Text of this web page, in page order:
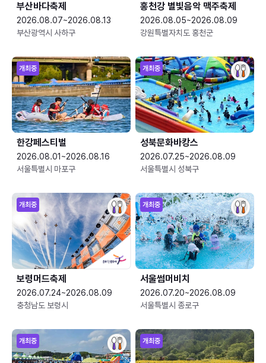
부산바다축제
2026.08.07~2026.08.13
부산광역시 사하구
홍천강 별빛음악 맥주축제
2026.08.05~2026.08.09
강원특별자치도 홍천군
개최중
한강페스티벌
2026.08.01~2026.08.16
서울특별시 마포구
개최중
성북문화바캉스
2026.07.25~2026.08.09
서울특별시 성북구
개최중
보령머드축제
2026.07.24~2026.08.09
충청남도 보령시
개최중
서울썸머비치
2026.07.20~2026.08.09
서울특별시 종로구
개최중 개최중